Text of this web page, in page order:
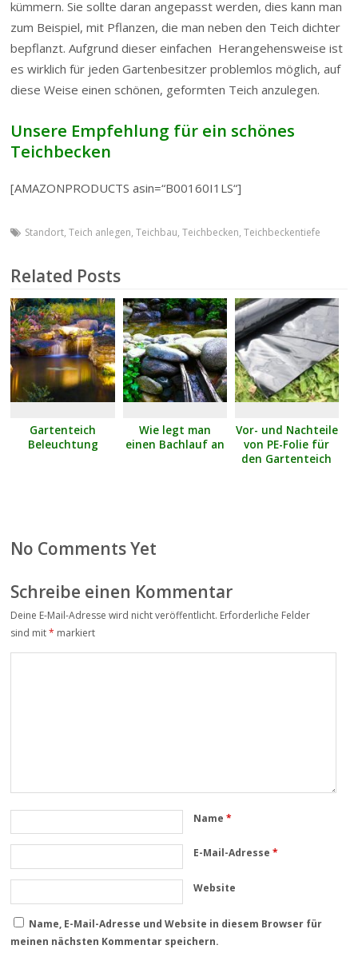
kümmern. Sie sollte daran angepasst werden, dies kann man
zum Beispiel, mit Pflanzen, die man neben den Teich dichter
bepflanzt. Aufgrund dieser einfachen Herangehensweise ist
es wirklich für jeden Gartenbesitzer problemlos möglich, auf
diese Weise einen schönen, geformten Teich anzulegen.
Unsere Empfehlung für ein schönes
Teichbecken
[AMAZONPRODUCTS asin=“B00160I1LS“]
Standort,Teich anlegen,Teichbau,Teichbecken,Teichbeckentiefe
Related Posts
Gartenteich
Beleuchtung
Wie legt man
einen Bachlauf an
Vor- und Nachteile
von PE-Folie für
den Gartenteich
No Comments Yet
Schreibe einen Kommentar
Deine E-Mail-Adresse wird nicht veröffentlicht. Erforderliche Felder
sind mit* markiert
Name*
E-Mail-Adresse*
Website
Name, E-Mail-Adresse und Website in diesem Browser für
meinen nächsten Kommentar speichern.